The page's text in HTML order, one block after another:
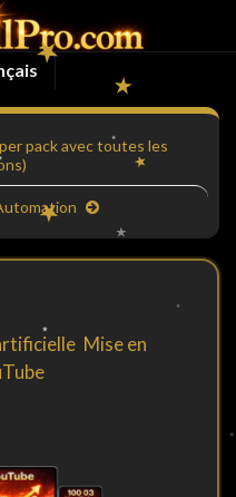
pack avec toutes les
Mise en